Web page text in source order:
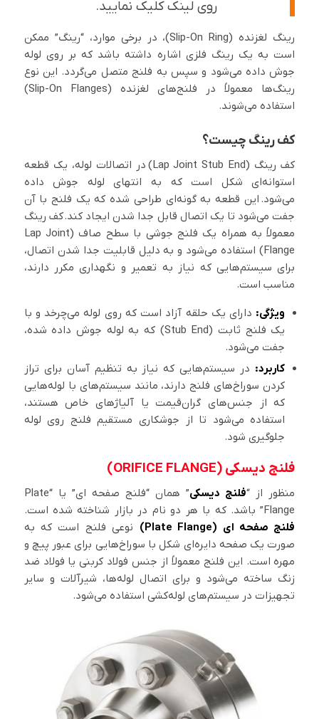
روی لینک کلیک نمایید.
رینگ لغزنده (Slip-On Ring)، در برخی موارد، “رینگ” ممکن
است به یک رینگ فلزی اشاره داشته باشد که بر روی لوله
جوش داده می‌شود و سپس به فلنج متصل می‌گردد. این نوع
رینگ‌ها معمولاً در فلنج‌های لغزنده (Slip-On Flanges)
استفاده می‌شوند.
کف رینگ چیست؟
کف رینگ (Lap Joint Stub End) در اتصالات لوله، یک قطعه
استوانه‌ای شکل است که به انتهای لوله جوش داده
می‌شود. این قطعه به گونه‌ای طراحی شده که یک فلنج با آن
جفت می‌شود تا یک اتصال قابل جدا شدن ایجاد کند. کف رینگ
معمولاً به همراه یک فلنج جوشی با سطح صاف (Lap Joint
Flange) استفاده می‌شود و به دلیل قابلیت جدا شدن اتصال،
برای سیستم‌هایی که نیاز به تعمیر و نگهداری مکرر دارند،
مناسب است.
ویژگی: دارای یک حلقه آزاد است که روی لوله می‌چرخد و با
یک فلنج ثابت (Stub End) که به لوله جوش داده شده،
جفت می‌شود.
کاربرد: در سیستم‌هایی که نیاز به تنظیم آسان برای تراز
کردن سوراخ‌های فلنج دارند، مانند سیستم‌های با لوله‌هایی
که از جنس‌های گران‌قیمت یا آلیاژهای خاص هستند،
استفاده می‌شود تا از جوشکاری مستقیم فلنج روی لوله
جلوگیری شود.
فلنج دیسکی (ORIFICE FLANGE)
منظور از “فلنج دیسکی
” همان “فلنج صفحه ای” یا “Plate
Flange” باشد. که با هر دو نام در بازار شناخته شده است.
فلنج صفحه ای (Plate Flange
) نوعی فلنج است که به
صورت یک صفحه دایره‌ای شکل با سوراخ‌هایی برای عبور پیچ و
مهره است. این فلنج معمولاً از جنس فولاد کربنی یا فولاد ضد
زنگ ساخته می‌شود و برای اتصال لوله‌ها، شیرآلات و سایر
تجهیزات در سیستم‌های لوله‌کشی استفاده می‌شود.